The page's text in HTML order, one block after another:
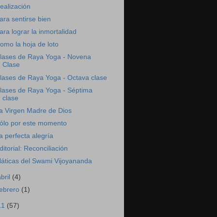
sentirse bien
lograr la inmortalidad
la hoja de loto
de Raya Yoga - Novena
Clase
de Raya Yoga - Octava clase
de Raya Yoga - Séptima
clase
Virgen Madre de Dios
por este momento
perfecta alegría
Reconciliación
del Swami Vijoyananda
(4)
(1)
(57)